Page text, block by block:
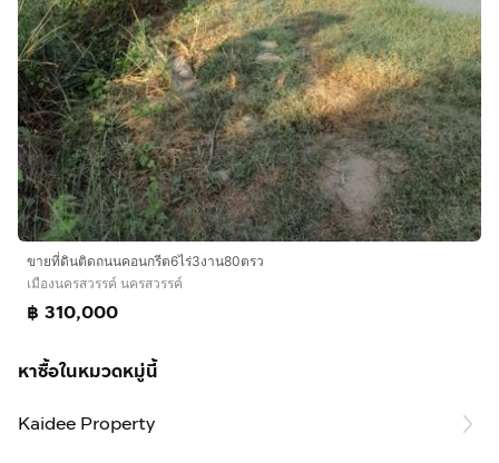
ขายที่ดินติดถนนคอนกรีต6ไร่3งาน80ตรว
เมืองนครสวรรค์ นครสวรรค์
฿ 310,000
หาซื้อในหมวดหมู่นี้
Kaidee Property